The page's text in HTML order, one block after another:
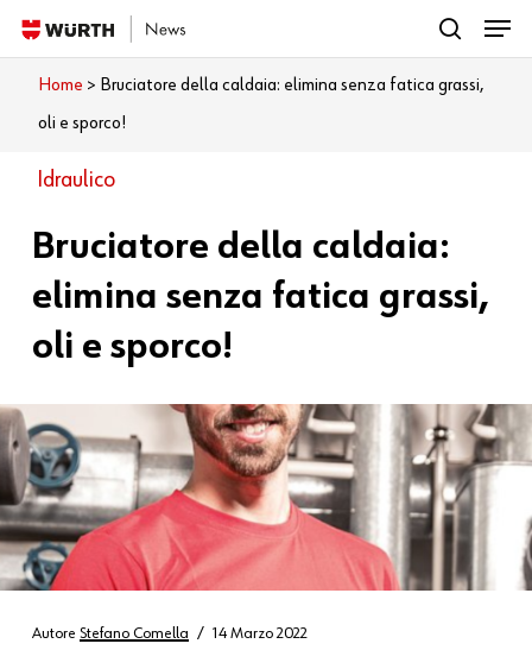
Skip
to
main
content
Cosa vuoi leggere?
search
Menu
Home > Bruciatore della caldaia: elimina senza fatica grassi,
oli e sporco!
Idraulico
Bruciatore della caldaia:
elimina senza fatica grassi,
oli e sporco!
Autore Stefano Comella 14 Marzo 2022
Close